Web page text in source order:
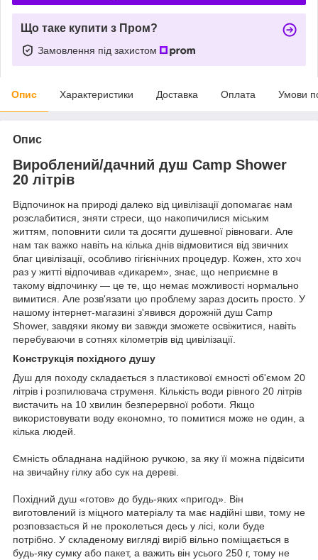
Що таке купити з Пром?
Замовлення під захистом
Опис Характеристики Доставка Оплата Умови
Опис
Вироблений/дачний душ Camp Shower
20 літрів
Відпочинок на природі далеко від цивілізації допомагає нам
розслабитися, зняти стреси, що накопичилися міським
життям, поповнити сили та досягти душевної рівноваги. Але
нам так важко навіть на кілька днів відмовитися від звичних
благ цивілізації, особливо гігієнічних процедур. Кожен, хто хоч
раз у житті відпочивав «дикарем», знає, що неприємне в
такому відпочинку — це те, що немає можливості нормально
вимитися. Але розв'язати цю проблему зараз досить просто. У
нашому інтернет-магазині з'явився дорожній душ Camp
Shower, завдяки якому ви завжди зможете освіжитися, навіть
перебуваючи в сотнях кілометрів від цивілізації.
Конструкція похідного душу
Душ для походу складається з пластикової ємності об'ємом 20
літрів і розпилювача струменя. Кількість води рівного 20 літрів
вистачить на 10 хвилин безперервної роботи. Якщо
використовувати воду економно, то помитися може не один, а
кілька людей.
Ємність обладнана надійною ручкою, за яку її можна підвісити
на звичайну гілку або сук на дереві.
Похідний душ «готов» до будь-яких «пригод». Він
виготовлений із міцного матеріалу та має надійні шви, тому не
розповзається й не проколеться десь у лісі, коли буде
потрібно. У складеному вигляді виріб вільно поміщається в
будь-яку сумку або пакет, а важить він усього 250 г, тому не